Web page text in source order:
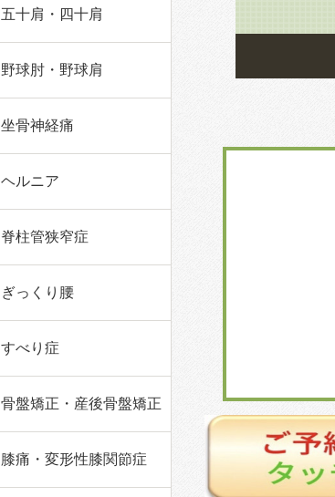
五十肩・四十肩
野球肘・野球肩
坐骨神経痛
ヘルニア
脊柱管狭窄症
ぎっくり腰
すべり症
骨盤矯正・産後骨盤矯正
膝痛・変形性膝関節症